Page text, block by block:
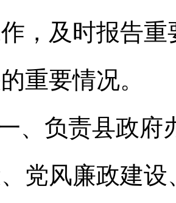
，及时报告
重要情况。
、负责县政府
党风廉政建